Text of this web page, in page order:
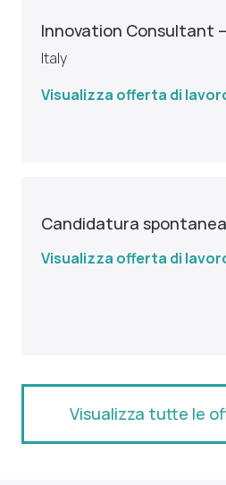
Innovation Consultant
Italy
Visualizza offerta di
Candidatura spontanea
Visualizza offerta di
Visualizza tutte le